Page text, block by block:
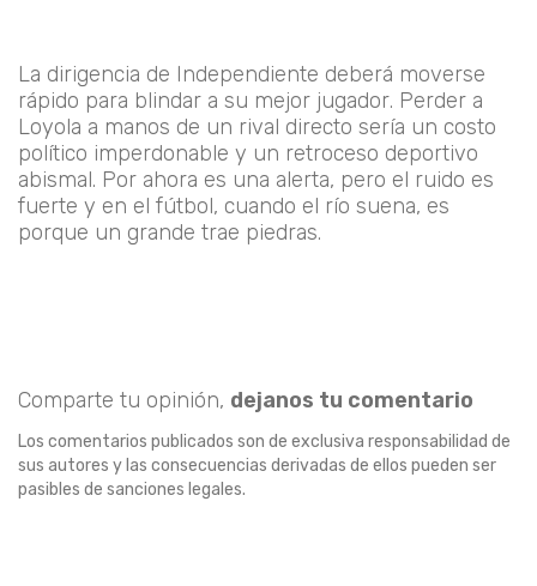
La dirigencia de Independiente deberá moverse
rápido para blindar a su mejor jugador. Perder a
Loyola a manos de un rival directo sería un costo
político imperdonable y un retroceso deportivo
abismal. Por ahora es una alerta, pero el ruido es
fuerte y en el fútbol, cuando el río suena, es
porque un grande trae piedras.
Comparte tu opinión, dejanos tu comentario
Los comentarios publicados son de exclusiva responsabilidad de
sus autores y las consecuencias derivadas de ellos pueden ser
pasibles de sanciones legales.